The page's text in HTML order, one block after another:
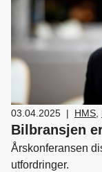
03.04.2025 | HMS
Bilbransjen
Årskonferansen
utfordringer.